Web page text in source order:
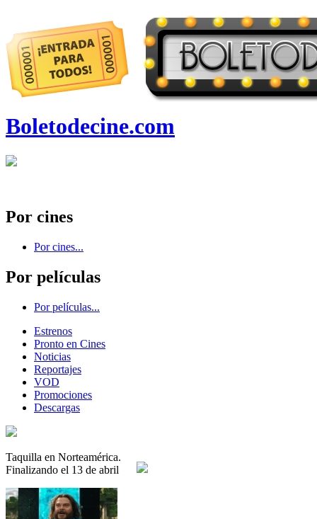
Boletodecine.com
Por cines
Por cines...
Por películas
Por películas...
Estrenos
Pronto en Cines
Noticias
Reportajes
VOD
Promociones
Descargas
Taquilla en Norteamérica.
Finalizando el 13 de abril